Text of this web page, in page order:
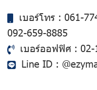
เบอร์โทร : 061-
092-659-8885
เบอร์ออฟฟิศ : 02-
Line ID :